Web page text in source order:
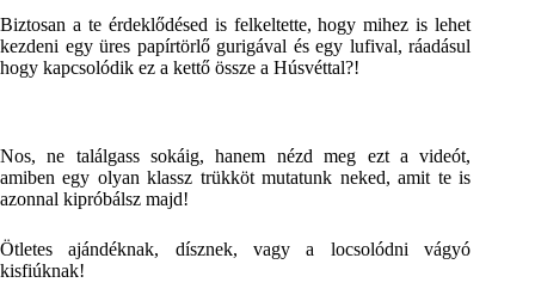
Biztosan a te érdeklődésed is felkeltette, hogy mihez is lehet
kezdeni egy üres papírtörlő gurigával és egy lufival, ráadásul
hogy kapcsolódik ez a kettő össze a Húsvéttal?!
Nos, ne találgass sokáig, hanem nézd meg ezt a videót,
amiben egy olyan klassz trükköt mutatunk neked, amit te is
azonnal kipróbálsz majd!
Ötletes ajándéknak, dísznek, vagy a locsolódni vágyó
kisfiúknak!